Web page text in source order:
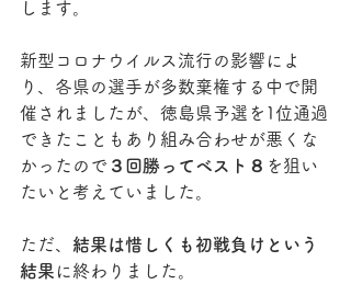
します。
新型コロナウイルス流行の影響によ
り、各県の選手が多数棄権する中で開
催されましたが、徳島県予選を1位通過
できたこともあり組み合わせが悪くな
かったので ３回勝ってベスト８ を狙い
たいと考えていました。
ただ、 結果は惜しくも初戦負けという
結果 に終わりました。